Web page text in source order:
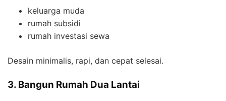
keluarga muda
rumah subsidi
rumah investasi sewa
Desain minimalis, rapi, dan cepat selesai.
3. Bangun Rumah Dua Lantai